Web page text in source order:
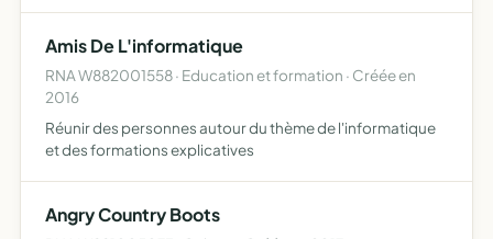
NECESSAIRES POUR LA REMISE EN ETAT DE SES VEHIC…
Amis De L'informatique
RNA W882001558 · Education et formation · Créée en
2016
Réunir des personnes autour du thème de l'informatique
et des formations explicatives
Angry Country Boots